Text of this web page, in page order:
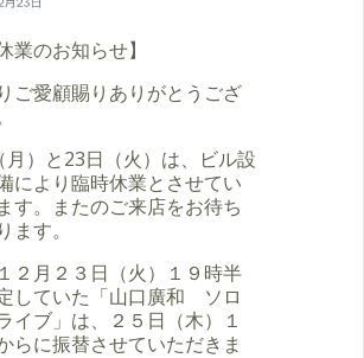
業のお知らせ】
ご愛顧賜りありがとうござ
月）と23日（火）は、ビル設
により臨時休業とさせてい
す。またのご来店をお待ち
ます。
２月２３日（火）１９時半
していた「山口廣和 ソロ
イブ」は、２５日（木）１
らに振替させていただきま